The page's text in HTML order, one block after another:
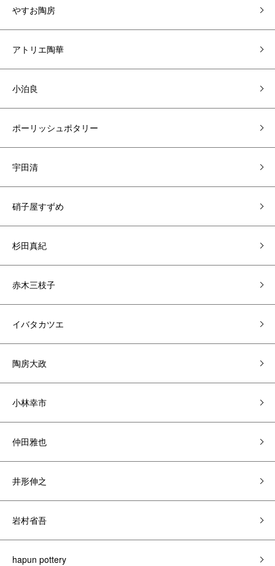
やすお陶房
アトリエ陶華
小泊良
ポーリッシュポタリー
宇田清
硝子屋すずめ
杉田真紀
赤木三枝子
イバタカツエ
陶房大政
小林幸市
仲田雅也
井形伸之
岩村省吾
hapun pottery